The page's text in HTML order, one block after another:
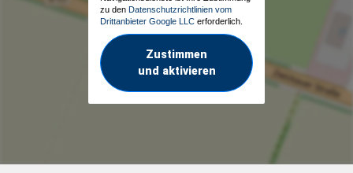
zu den Datenschutzrichtlinien vom
Drittanbieter Google LLC erforderlich.
Zustimmen
und aktivieren